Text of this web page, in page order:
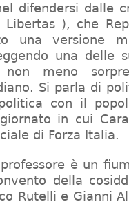
difendersi dalle
), che
una versione
una delle
non meno
Si parla di
con il
in cui
di Forza Italia.
professore è un
della
Rutelli e Gianni